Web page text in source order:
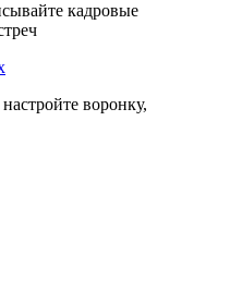
кадровые
воронку,